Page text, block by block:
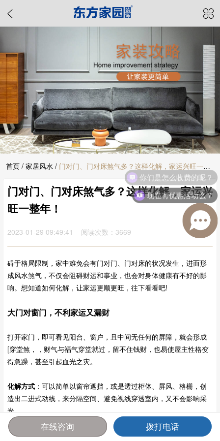
首页 / 家居风水 / 门对门、门对床煞气多？这样化解，家运兴旺一整
年！
门对门、门对床煞气多？这样化解，家运兴
旺一整年！
2023-01-29 09:49:41 阅读次数：3669
碍于格局限制，家中难免会有门对门、门对床的状况发生，进而形
成风水煞气，不仅会阻碍财运和事业，也会对身体健康有不好的影
响。想知道如何化解，让家运更顺更旺，往下看看吧!
大门对窗门，不利家运又漏财
打开家门，即可看见阳台、窗户，且中间无任何的屏障，就会形成
[穿堂煞，，财气与福气穿堂就过，留不住钱财，也易使屋主性格变
得急躁，甚至引起血光之灾。
化解方式 ：可以简单以窗帘遮挡，或是透过柜体、屏风、格栅，创
造出二进式动线，来分隔空间、避免视线穿透室内，又不会影响采
光。
卧房门俩俩相对，家人感情不睦
首页 报价 电话 咨询
你们是怎么收费的呢？
现在有优惠活动么？
在线咨询 拨打电话